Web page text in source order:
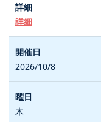
詳細
2026/10/8
木